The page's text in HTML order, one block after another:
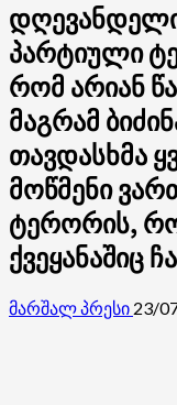
პარტიული
რომ არიან
მაგრამ
თავდასხმა
მოწმენი
ტერორის,
ქვეყანაშიც
მარშალ პრესი 23/